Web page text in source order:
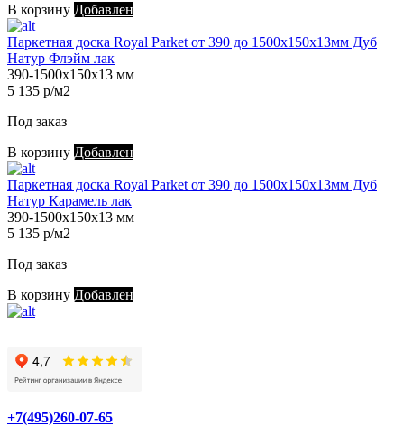
В корзину Добавлен
Паркетная доска Royal Parket от 390 до 1500х150х13мм Дуб
Натур Флэйм лак
390-1500х150х13 мм
5 135 р/м2
Под заказ
В корзину Добавлен
Паркетная доска Royal Parket от 390 до 1500х150х13мм Дуб
Натур Карамель лак
390-1500х150х13 мм
5 135 р/м2
Под заказ
В корзину Добавлен
+7(495)260-07-65